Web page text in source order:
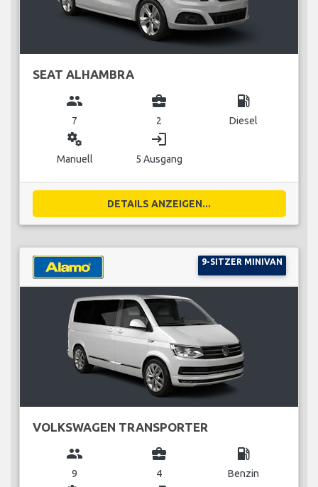
SEAT ALHAMBRA
group
7
business_center
2
local_gas_station
Diesel
miscellaneous_services
Manuell
login
5 Ausgang
DETAILS ANZEIGEN...
9-SITZER MINIVAN
VOLKSWAGEN TRANSPORTER
group
9
business_center
4
local_gas_station
Benzin